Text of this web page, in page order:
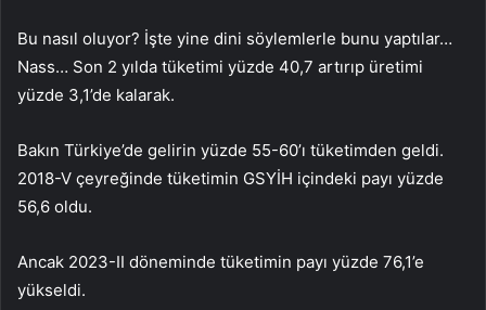
Bu nasıl oluyor? İşte yine dini söylemlerle bunu yaptılar…
Nass… Son 2 yılda tüketimi yüzde 40,7 artırıp üretimi
yüzde 3,1’de kalarak.
Bakın Türkiye’de gelirin yüzde 55-60’ı tüketimden geldi.
2018-V çeyreğinde tüketimin GSYİH içindeki payı yüzde
56,6 oldu.
Ancak 2023-II döneminde tüketimin payı yüzde 76,1’e
yükseldi.